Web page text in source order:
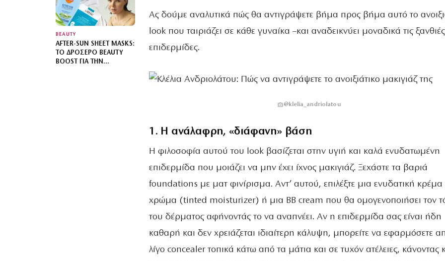
BEAUTY
AFTER-SUN SHEET MASKS:
ΤΟ ΔΡΟΣΕΡΌ BEAUTY
BOOST ΓΙΑ ΤΗΝ
Ας δούμε αναλυτικά πώς θα αντιγράψετε βήμα προς βήμα αυτό το
look που ταιριάζει σε κάθε γυναίκα –και αναδεικνύει μοναδικά τις ξανθιές
επιδερμίδες.
@klelia_andriolatou
1. Η ανάλαφρη, «διάφανη» βάση
Η φιλοσοφία αυτού του look βασίζεται στην υγιή και καλά ενυδατωμένη
επιδερμίδα που μοιάζει να μην έχει ίχνος μακιγιάζ. Ξεχάστε τα βαριά
foundations με ματ φινίρισμα. Αντ’ αυτού, επιλέξτε μια ενυδατική κρέμα
χρώμα (tinted moisturizer) ή μια BB cream που θα ομογενοποιήσει τον
του δέρματος αφήνοντάς το να αναπνέει. Αν η επιδερμίδα σας είναι ήδη
καθαρή και δεν χρειάζεται ιδιαίτερη κάλυψη, μπορείτε να εφαρμόσετε
λίγο concealer τοπικά κάτω από τα μάτια και σε τυχόν ατέλειες, κάνοντας